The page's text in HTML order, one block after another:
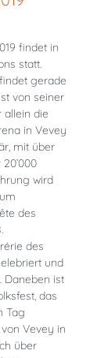
findet in
statt.
gerade
von seiner
allein die
in Vevey
mit über
wird
des
des
und
Daneben ist
das
Tag
Vevey in
über